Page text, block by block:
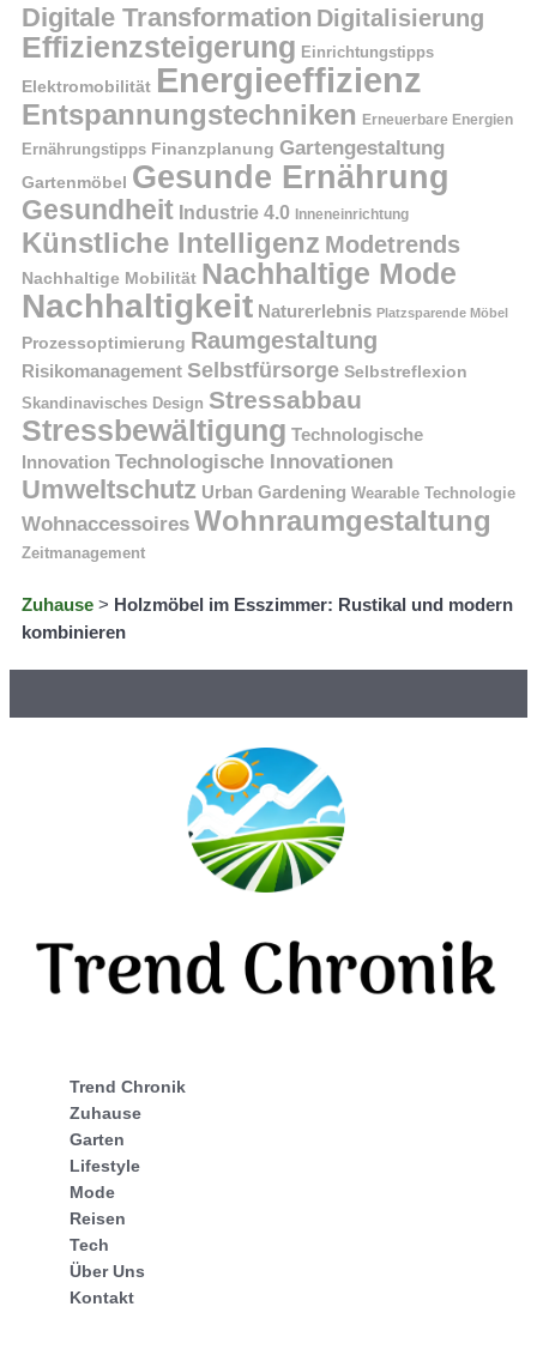
Digitale Transformation Digitalisierung
Effizienzsteigerung Einrichtungstipps
Elektromobilität Energieeffizienz
Entspannungstechniken Erneuerbare Energien
Ernährungstipps Finanzplanung Gartengestaltung
Gartenmöbel Gesunde Ernährung
Gesundheit Industrie 4.0 Inneneinrichtung
Künstliche Intelligenz Modetrends
Nachhaltige Mobilität Nachhaltige Mode
Nachhaltigkeit Naturerlebnis Platzsparende Möbel
Prozessoptimierung Raumgestaltung
Risikomanagement Selbstfürsorge Selbstreflexion
Skandinavisches Design Stressabbau
Stressbewältigung Technologische
Innovation Technologische Innovationen
Umweltschutz Urban Gardening Wearable Technologie
Wohnaccessoires Wohnraumgestaltung
Zeitmanagement
Zuhause > Holzmöbel im Esszimmer: Rustikal und modern
kombinieren
Trend Chronik
Zuhause
Garten
Lifestyle
Mode
Reisen
Tech
Über Uns
Kontakt